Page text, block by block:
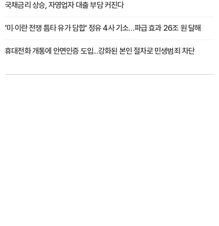
국채금리 상승, 자영업자 대출 부담 커진다
'미·이란 전쟁 틈타 유가 담합' 정유 4사 기소…파급 효과 26조 원 달해
휴대전화 개통에 안면인증 도입...강화된 본인 절차로 민생범죄 차단